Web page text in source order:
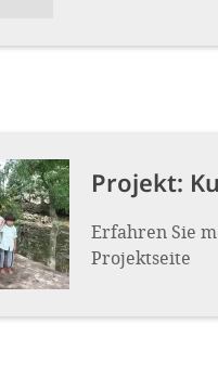
Projekt:
Erfahren Sie
Projektseite